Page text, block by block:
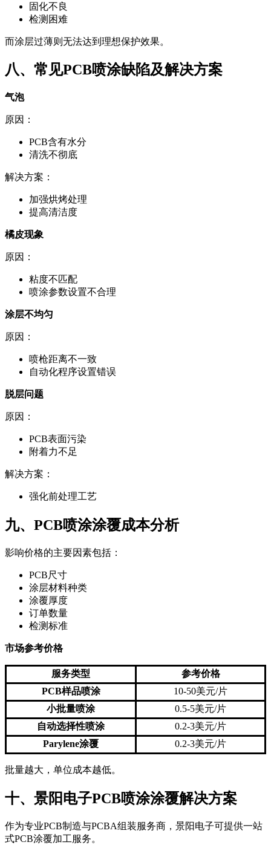
固化不良
检测困难
而涂层过薄则无法达到理想保护效果。
八、常见PCB喷涂缺陷及解决方案
气泡
原因：
PCB含有水分
清洗不彻底
解决方案：
加强烘烤处理
提高清洁度
橘皮现象
原因：
粘度不匹配
喷涂参数设置不合理
涂层不均匀
原因：
喷枪距离不一致
自动化程序设置错误
脱层问题
原因：
PCB表面污染
附着力不足
解决方案：
强化前处理工艺
九、PCB喷涂涂覆成本分析
影响价格的主要因素包括：
PCB尺寸
涂层材料种类
涂覆厚度
订单数量
检测标准
市场参考价格
服务类型
参考价格
PCB样品喷涂
10-50美元/片
小批量喷涂
0.5-5美元/片
自动选择性喷涂
0.2-3美元/片
Parylene涂覆
0.2-3美元/片
批量越大，单位成本越低。
十、景阳电子PCB喷涂涂覆解决方案
作为专业PCB制造与PCBA组装服务商，景阳电子可提供一站
式PCB涂覆加工服务。